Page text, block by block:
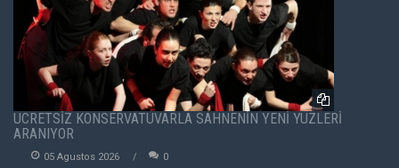
ÜCRETSİZ KONSERVATUVARLA SAHNENİN YENİ YÜZLERİ
ARANIYOR
05 Agustos 2026 0